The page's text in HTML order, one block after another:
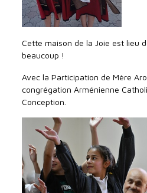
Cette maison de la Joie est lieu
beaucoup !
Avec la Participation de Mère
congrégation Arménienne
Conception.